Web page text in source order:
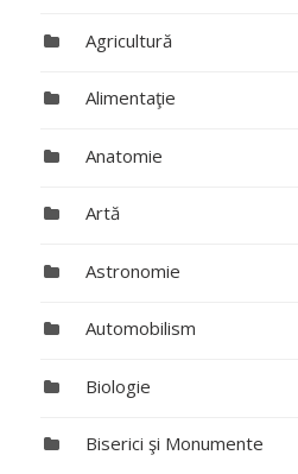
Agricultură
Alimentaţie
Anatomie
Artă
Astronomie
Automobilism
Biologie
Biserici şi Monumente